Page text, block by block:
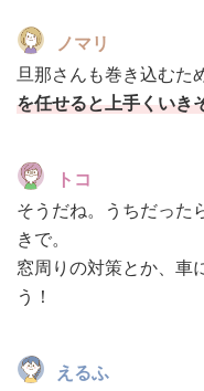
ノマリ
旦那さんも巻き込むた
を任せると上手くいき
トコ
そうだね。うちだった
きで。
窓周りの対策とか、車
う！
えるふ